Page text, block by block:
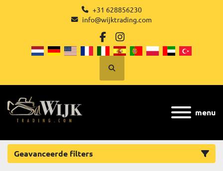
+31 628856230
info@wijktrading.com
facebook
instagram
Zoek
menu
Geavanceerde filters